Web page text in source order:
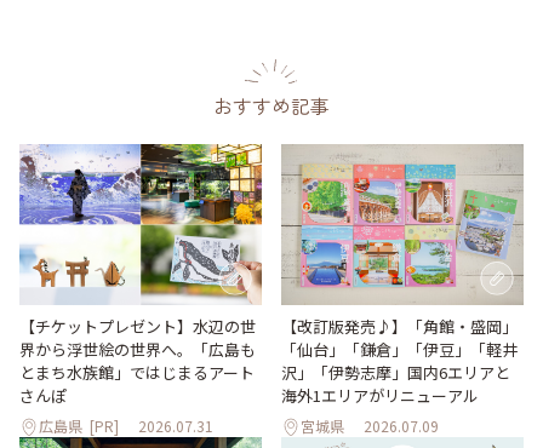
おすすめ記事
【チケットプレゼント】水辺の世
界から浮世絵の世界へ。「広島も
とまち水族館」ではじまるアート
さんぽ
広島県 [PR] 2026.07.31
【改訂版発売♪】「角館・盛岡」
「仙台」「鎌倉」「伊豆」「軽井
沢」「伊勢志摩」国内6エリアと
海外1エリアがリニューアル
宮城県 2026.07.09